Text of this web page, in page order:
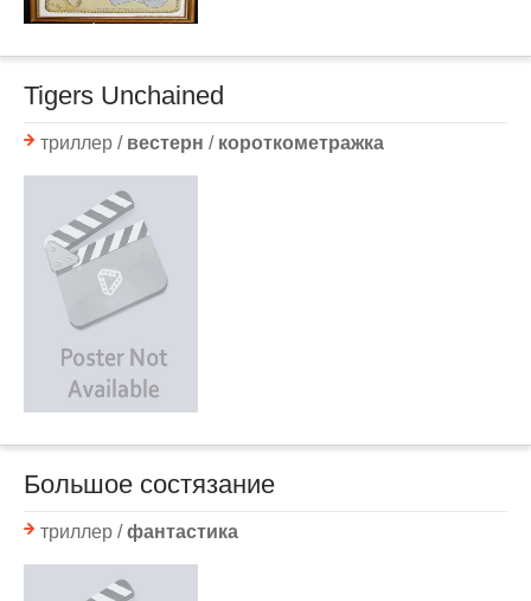
Tigers Unchained
триллер / вестерн / короткометражка
Большое состязание
триллер /фантастика